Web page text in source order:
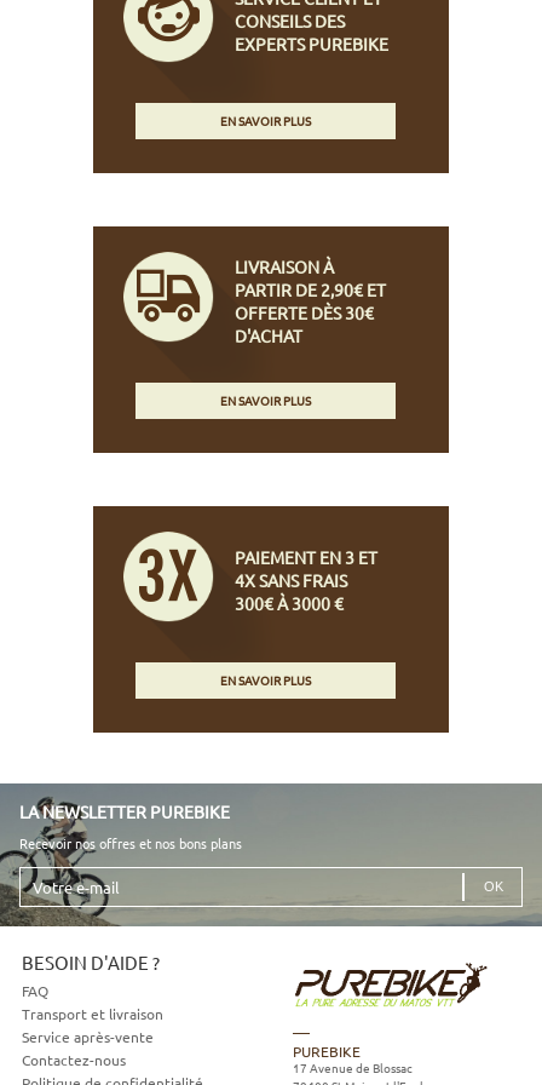
CONSEILS DES
EXPERTS PUREBIKE
EN SAVOIR PLUS
LIVRAISON À
PARTIR DE 2,90€ ET
OFFERTE DÈS 30€
D'ACHAT
EN SAVOIR PLUS
PAIEMENT EN 3 ET
4X SANS FRAIS
300€ À 3000 €
EN SAVOIR PLUS
LA NEWSLETTER PUREBIKE
Recevoir nos offres et nos bons plans
Votre
e-
mail
BESOIN D'AIDE ?
FAQ
Transport et livraison
Service après-vente
Contactez-nous
PUREBIKE
17 Avenue de Blossac